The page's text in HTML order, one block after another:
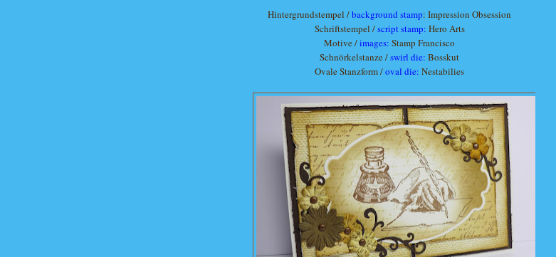
Hintergrundstempel /background stamp: Impression Obsession
Schriftstempel /script stamp: Hero Arts
Motive /images: Stamp Francisco
Schnörkelstanze /swirl die: Bosskut
Ovale Stanzform /oval die: Nestabilies